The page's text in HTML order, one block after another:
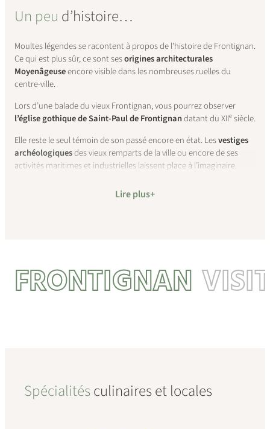
Un peu d’histoire…
Moultes légendes se racontent à propos de l’histoire de Frontignan.
Ce qui est plus sûr, ce sont sesorigines architecturales
Moyenâgeuseencore visible dans les nombreuses ruelles du
centre-ville.
Lire plus
Lors d’une balade du vieux Frontignan, vous pourrez observer
l’église gothique de Saint-Paul de Frontignandatant du XIIᵉ siècle.
Elle reste le seul témoin de son passé encore en état. Lesvestiges
archéologiquesdes vieux remparts de la ville ou encore de ses
activités maritimes et industrielles laissent place à l’imaginaire.
de mieux comprendre ses siècles d’histoire.
FRONTIGNAN
Spécialités culinaires et locales